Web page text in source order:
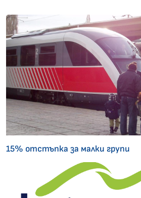
15% отстъпка за малки групи